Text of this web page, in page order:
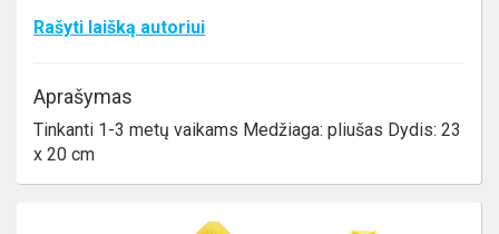
Rašyti laišką autoriui
Aprašymas
Tinkanti 1-3 metų vaikams Medžiaga: pliušas Dydis: 23
x 20 cm